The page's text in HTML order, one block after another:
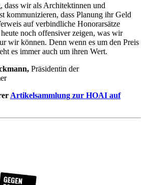
dass wir als Architektinnen und
kommunizieren, dass Planung ihr Geld
auf verbind­liche Honorarsätze
noch offensiver zeigen, was wir
wir können. Denn wenn es um den Preis
es immer auch um ihren Wert.
Präsidentin der
Artikelsammlung zur HOAI auf